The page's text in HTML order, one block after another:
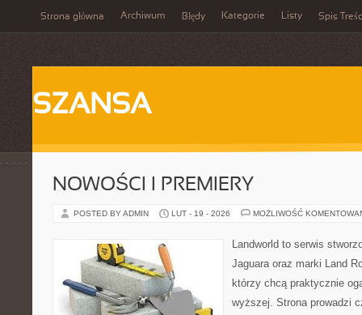
Strona główna Archiwum Błędy Kategorie Listy Spis
SZANSA
NOWOŚCI I PREMIERY
POSTED BY ADMIN LUT - 19 - 2026 MOŻLIWOŚĆ
Landworld to serwis
Jaguara oraz marki Land
którzy chcą praktycznie
wyższej. Strona prowadzi